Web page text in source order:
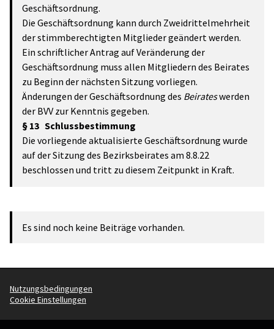
Geschäftsordnung.
Die Geschäftsordnung kann durch Zweidrittelmehrheit
der stimmberechtigten Mitglieder geändert werden.
Ein schriftlicher Antrag auf Veränderung der
Geschäftsordnung muss allen Mitgliedern des Beirates
zu Beginn der nächsten Sitzung vorliegen.
Änderungen der Geschäftsordnung des Beirateswerden
der BVV zur Kenntnis gegeben.
§ 13 Schlussbestimmung
Die vorliegende aktualisierte Geschäftsordnung wurde
auf der Sitzung des Bezirksbeirates am 8.8.22
beschlossen und tritt zu diesem Zeitpunkt in Kraft.
Es sind noch keine Beiträge vorhanden.
Nutzungsbedingungen
Cookie Einstellungen